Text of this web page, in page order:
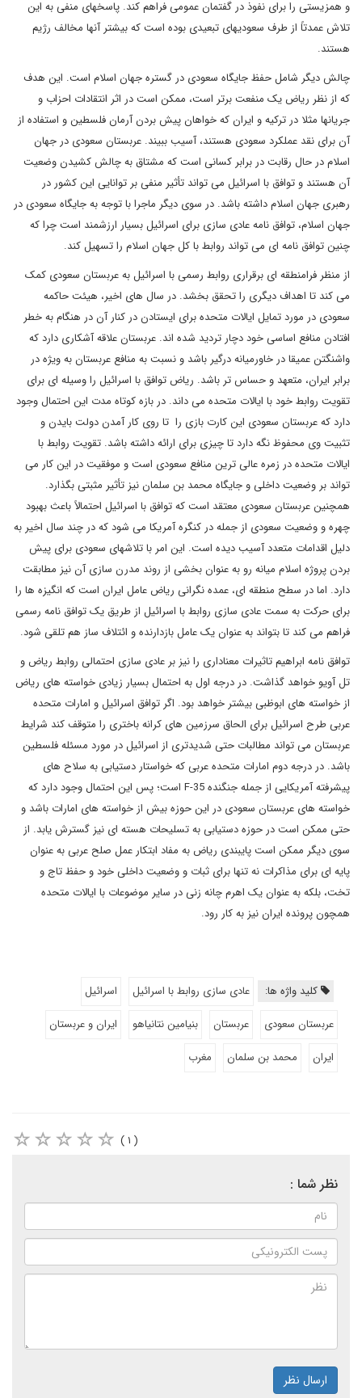
و همزیستی را برای نفوذ در گفتمان عمومی فراهم کند. پاسخهای منفی به این
تلاش عمدتاً از طرف سعودیهای تبعیدی بوده است که بیشتر آنها مخالف رژیم
هستند.
چالش دیگر شامل حفظ جایگاه سعودی در گستره جهان اسلام است. این هدف
که از نظر ریاض یک منفعت برتر است، ممکن است در اثر انتقادات احزاب و
جریانها مثلا در ترکیه و ایران که خواهان پیش بردن آرمان فلسطین و استفاده از
آن برای نقد عملکرد سعودی هستند، آسیب ببیند. عربستان سعودی در جهان
اسلام در حال رقابت در برابر کسانی است که مشتاق به چالش کشیدن وضعیت
آن هستند و توافق با اسرائیل می تواند تأثیر منفی بر توانایی این کشور در
رهبری جهان اسلام داشته باشد. در سوی دیگر ماجرا با توجه به جایگاه سعودی در
جهان اسلام، توافق نامه عادی سازی برای اسرائیل بسیار ارزشمند است چرا که
چنین توافق نامه ای می تواند روابط با کل جهان اسلام را تسهیل کند.
از منظر فرامنطقه ای برقراری روابط رسمی با اسرائیل به عربستان سعودی کمک
می کند تا اهداف دیگری را تحقق بخشد. در سال های اخیر، هیئت حاکمه
سعودی در مورد تمایل ایالات متحده برای ایستادن در کنار آن در هنگام به خطر
افتادن منافع اساسی خود دچار تردید شده اند. عربستان علاقه آشکاری دارد که
واشنگتن عمیقا در خاورمیانه درگیر باشد و نسبت به منافع عربستان به ویژه در
برابر ایران، متعهد و حساس تر باشد. ریاض توافق با اسرائیل را وسیله ای برای
تقویت روابط خود با ایالات متحده می داند. در بازه کوتاه مدت این احتمال وجود
دارد که عربستان سعودی این کارت بازی را تا روی کار آمدن دولت بایدن و
تثبیت وی محفوظ نگه دارد تا چیزی برای ارائه داشته باشد. تقویت روابط با
ایالات متحده در زمره عالی ترین منافع سعودی است و موفقیت در این کار می
تواند بر وضعیت داخلی و جایگاه محمد بن سلمان نیز تأثیر مثبتی بگذارد.
همچنین عربستان سعودی معتقد است که توافق با اسرائیل احتمالاً باعث بهبود
چهره و وضعیت سعودی از جمله در کنگره آمریکا می شود که در چند سال اخیر به
دلیل اقدامات متعدد آسیب دیده است. این امر با تلاشهای سعودی برای پیش
بردن پروژه اسلام میانه رو به عنوان بخشی از روند مدرن سازی آن نیز مطابقت
دارد. اما در سطح منطقه ای، عمده نگرانی ریاض عامل ایران است که انگیزه ها را
برای حرکت به سمت عادی سازی روابط با اسرائیل از طریق یک توافق نامه رسمی
فراهم می کند تا بتواند به عنوان یک عامل بازدارنده و ائتلاف ساز هم تلقی شود.
توافق نامه ابراهیم تاثیرات معناداری را نیز بر عادی سازی احتمالی روابط ریاض و
تل آویو خواهد گذاشت. در درجه اول به احتمال بسیار زیادی خواسته های ریاض
از خواسته های ابوظبی بیشتر خواهد بود. اگر توافق اسرائیل و امارات متحده
عربی طرح اسرائیل برای الحاق سرزمین های کرانه باختری را متوقف کند شرایط
عربستان می تواند مطالبات حتی شدیدتری از اسرائیل در مورد مسئله فلسطین
باشد. در درجه دوم امارات متحده عربی که خواستار دستیابی به سلاح های
پیشرفته آمریکایی از جمله جنگنده F-35 است؛ پس این احتمال وجود دارد که
خواسته های عربستان سعودی در این حوزه بیش از خواسته های امارات باشد و
حتی ممکن است در حوزه دستیابی به تسلیحات هسته ای نیز گسترش یابد. از
سوی دیگر ممکن است پایبندی ریاض به مفاد ابتکار عمل صلح عربی به عنوان
پایه ای برای مذاکرات نه تنها برای ثبات و وضعیت داخلی خود و حفظ تاج و
تخت، بلکه به عنوان یک اهرم چانه زنی در سایر موضوعات با ایالات متحده
همچون پرونده ایران نیز به کار رود.
کلید واژه ها: عادی سازی روابط با اسرائیل
اسرائیل
عربستان سعودی
عربستان بنیامین نتانیاهو
ایران و عربستان
ایران
محمد بن سلمان مغرب
( ۱ )
نظر شما :
ارسال نظر